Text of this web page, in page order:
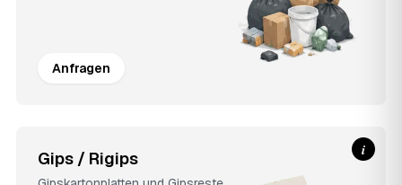
Anfragen
Gips / Rigips i